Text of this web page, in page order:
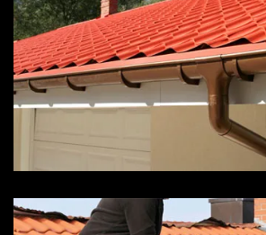
Devis pose de